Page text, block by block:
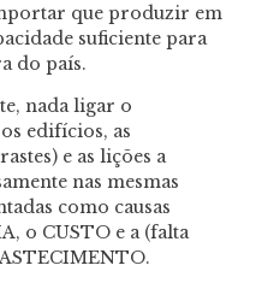
que produzir em
suficiente para
do país.
nada ligar o
edifícios, as
e as lições a
nas mesmas
como causas
o CUSTO e a (falta